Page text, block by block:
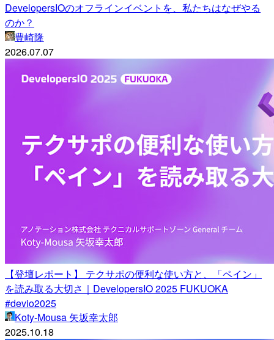
DevelopersIOのオフラインイベントを、私たちはなぜやる
のか？
豊崎隆
2026.07.07
【登壇レポート】 テクサポの便利な使い方と、「ペイン」
を読み取る大切さ｜DevelopersIO 2025 FUKUOKA
#devio2025
Koty-Mousa 矢坂幸太郎
2025.10.18